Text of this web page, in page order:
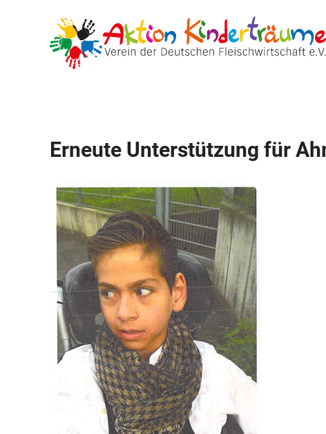
Erneute Unterstützung für